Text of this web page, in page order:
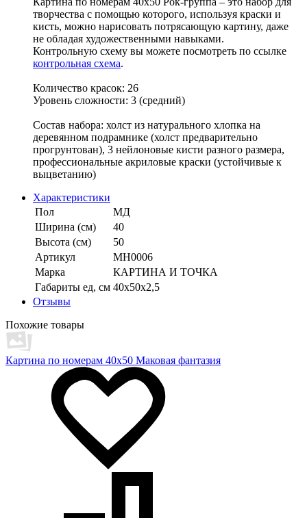
творчества с помощью которого, используя краски и
кисть, можно нарисовать потрясающую картину, даже
не обладая художественными навыками.
Контрольную схему вы можете посмотреть по ссылке
контрольная схема.
Количество красок: 26
Уровень сложности: 3 (средний)
Состав набора: холст из натурального хлопка на
деревянном подрамнике (холст предварительно
прогрунтован), 3 нейлоновые кисти разного размера,
профессиональные акриловые краски (устойчивые к
выцветанию)
Характеристики
Пол
МД
Ширина (см)
40
Высота (см)
50
Артикул
MH0006
Марка
КАРТИНА И ТОЧКА
Габариты ед, см 40х50х2,5
Отзывы
Похожие товары
Картина по номерам 40х50 Маковая фантазия